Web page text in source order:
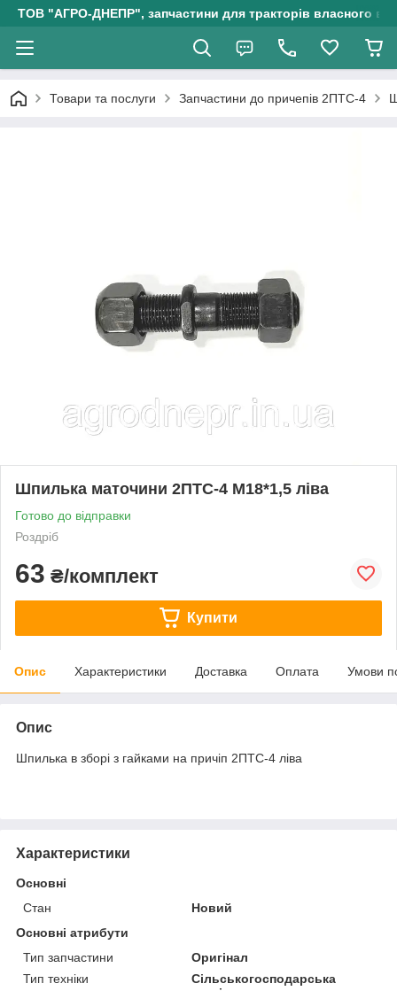
ТОВ "АГРО-ДНЕПР", запчастини для тракторів власного
Товари та послуги Запчастини до причепів 2ПТС-4
Шпилька маточини 2ПТС-4 М18*1,5 ліва
Готово до відправки
Роздріб
63 ₴/комплект
Купити
Опис Характеристики Доставка Оплата Умови
Опис
Шпилька в зборі з гайками на причіп 2ПТС-4 ліва
Характеристики
Основні
Стан
Новий
Основні атрибути
Тип запчастини
Оригінал
Тип техніки
Сільськогосподарська